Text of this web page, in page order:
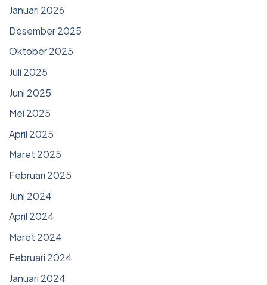
Januari 2026
Desember 2025
Oktober 2025
Juli 2025
Juni 2025
Mei 2025
April 2025
Maret 2025
Februari 2025
Juni 2024
April 2024
Maret 2024
Februari 2024
Januari 2024